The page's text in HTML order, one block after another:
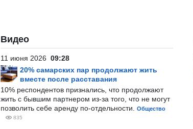
Видео
11 июня 2026 09:28
20% самарских пар продолжают жить
вместе после расставания
10% респондентов признались, что продолжают
жить с бывшим партнером из-за того, что не могут
позволить себе аренду по-отдельности.
Общество
835